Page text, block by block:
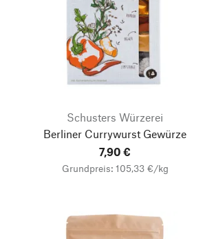
Schusters Würzerei
Berliner Currywurst Gewürze
7,90 €
Grundpreis: 105,33 €/kg